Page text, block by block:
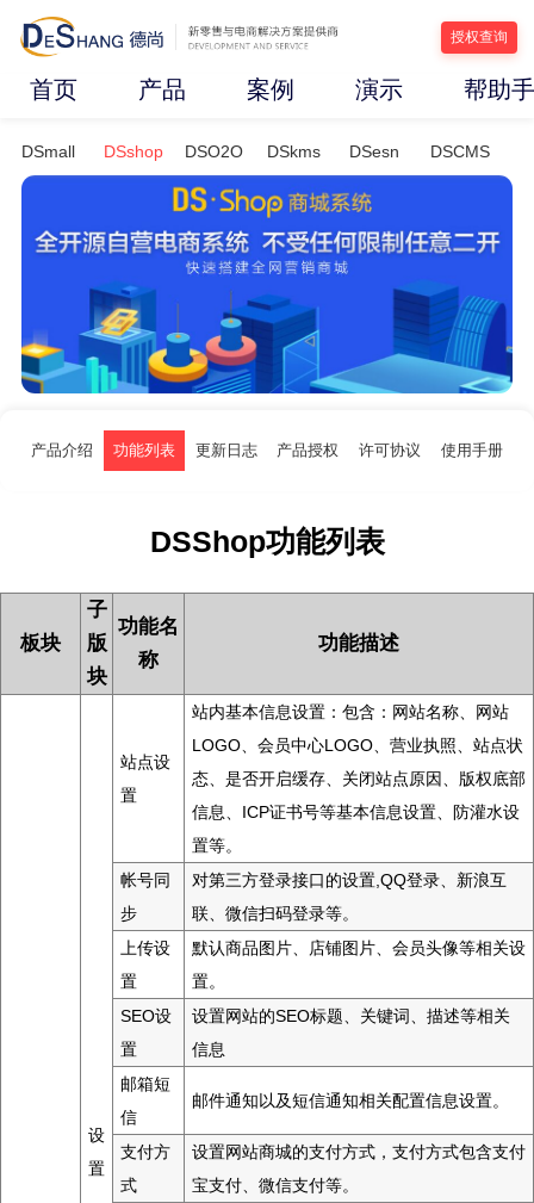
授权查询
首页 产品 案例 演示 帮助
DSmall DSshop DSO2O DSkms DSesn DSCMS
产品介绍 功能列表 更新日志 产品授权 许可协议 使用手册
DSShop功能列表
板块
子
版
块
功能名
称
功能描述
设
置
站点设
置
站内基本信息设置：包含：网站名称、网站
LOGO、会员中心LOGO、营业执照、站点状
态、是否开启缓存、关闭站点原因、版权底部
信息、ICP证书号等基本信息设置、防灌水设
置等。
帐号同
步
对第三方登录接口的设置,QQ登录、新浪互
联、微信扫码登录等。
上传设
置
默认商品图片、店铺图片、会员头像等相关设
置。
SEO设
置
设置网站的SEO标题、关键词、描述等相关
信息
邮箱短
信
邮件通知以及短信通知相关配置信息设置。
支付方
式
设置网站商城的支付方式，支付方式包含支付
宝支付、微信支付等。